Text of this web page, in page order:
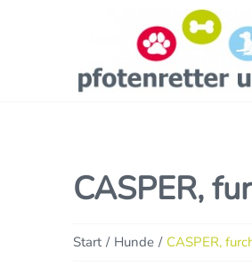
CASPER,
Sie befinden sich hier:
Start Hunde CASPER,